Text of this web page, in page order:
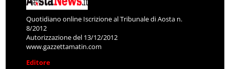
Quotidiano online Iscrizione al Tribunale di Aosta n.
8/2012
Autorizzazione del 13/12/2012
www.gazzettamatin.com
Editore